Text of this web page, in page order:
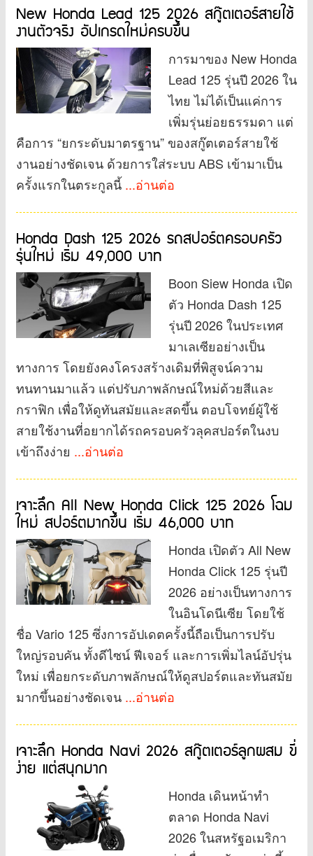
New Honda Lead 125 2026 สกู๊ตเตอร์สายใช้
งานตัวจริง อัปเกรดใหม่ครบขึ้น
การมาของ New Honda
Lead 125 รุ่นปี 2026 ใน
ไทย ไม่ได้เป็นแค่การ
เพิ่มรุ่นย่อยธรรมดา แต่
คือการ “ยกระดับมาตรฐาน” ของสกู๊ตเตอร์สายใช้
งานอย่างชัดเจน ด้วยการใส่ระบบ ABS เข้ามาเป็น
ครั้งแรกในตระกูลนี้ ...อ่านต่อ
Honda Dash 125 2026 รถสปอร์ตครอบครัว
รุ่นใหม่ เริ่ม 49,000 บาท
Boon Siew Honda เปิด
ตัว Honda Dash 125
รุ่นปี 2026 ในประเทศ
มาเลเซียอย่างเป็น
ทางการ โดยยังคงโครงสร้างเดิมที่พิสูจน์ความ
ทนทานมาแล้ว แต่ปรับภาพลักษณ์ใหม่ด้วยสีและ
กราฟิก เพื่อให้ดูทันสมัยและสดขึ้น ตอบโจทย์ผู้ใช้
สายใช้งานที่อยากได้รถครอบครัวลุคสปอร์ตในงบ
เข้าถึงง่าย ...อ่านต่อ
เจาะลึก All New Honda Click 125 2026 โฉม
ใหม่ สปอร์ตมากขึ้น เริ่ม 46,000 บาท
Honda เปิดตัว All New
Honda Click 125 รุ่นปี
2026 อย่างเป็นทางการ
ในอินโดนีเซีย โดยใช้
ชื่อ Vario 125 ซึ่งการอัปเดตครั้งนี้ถือเป็นการปรับ
ใหญ่รอบคัน ทั้งดีไซน์ ฟีเจอร์ และการเพิ่มไลน์อัปรุ่น
ใหม่ เพื่อยกระดับภาพลักษณ์ให้ดูสปอร์ตและทันสมัย
มากขึ้นอย่างชัดเจน ...อ่านต่อ
เจาะลึก Honda Navi 2026 สกู๊ตเตอร์ลูกผสม ขี่
ง่าย แต่สนุกมาก
Honda เดินหน้าทำ
ตลาด Honda Navi
2026 ในสหรัฐอเมริกา